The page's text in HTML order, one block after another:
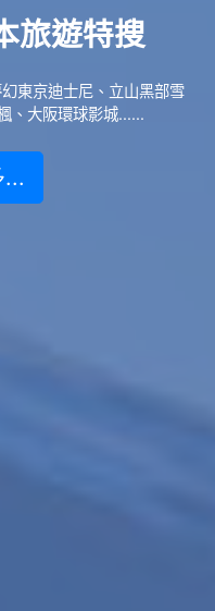
旅遊特搜
東京迪士尼、立山黑部雪
、大阪環球影城......
...